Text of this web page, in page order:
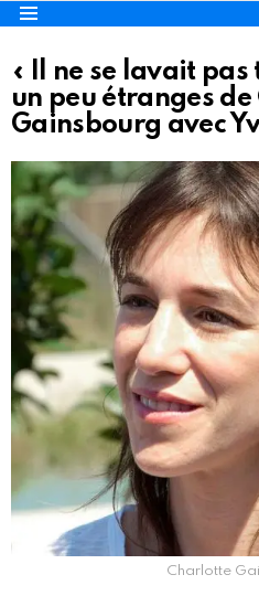
Menu
« Il ne se lavait pas
un peu étranges
Gainsbourg avec
Charlotte